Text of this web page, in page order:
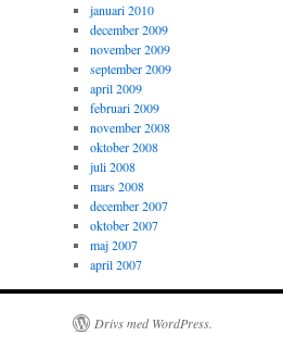
januari 2010
december 2009
november 2009
september 2009
april 2009
februari 2009
november 2008
oktober 2008
juli 2008
mars 2008
december 2007
oktober 2007
maj 2007
april 2007
Drivs med WordPress.